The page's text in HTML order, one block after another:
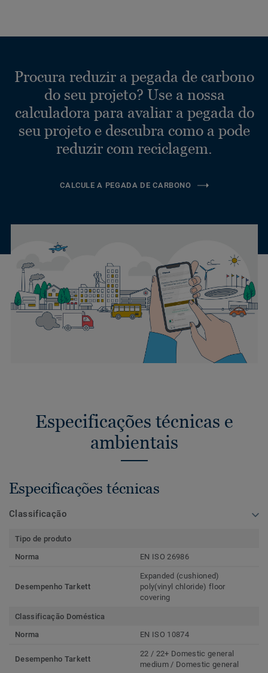
Procura reduzir a pegada de carbono
do seu projeto? Use a nossa
calculadora para avaliar a pegada do
seu projeto e descubra como a pode
reduzir com reciclagem.
CALCULE A PEGADA DE CARBONO
Especificações técnicas e
ambientais
Especificações técnicas
Classificação
Tipo de produto
Norma
EN ISO 26986
Desempenho Tarkett
Expanded (cushioned)
poly(vinyl chloride) floor
covering
Classificação Doméstica
Norma
EN ISO 10874
Desempenho Tarkett
22 / 22+ Domestic general
medium / Domestic general